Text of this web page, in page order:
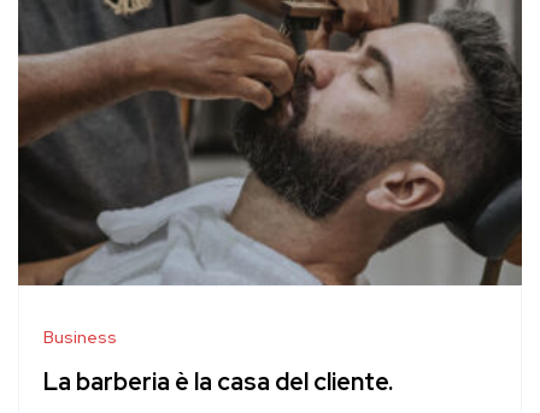
Business
La barberia è la casa del cliente.